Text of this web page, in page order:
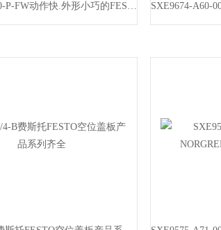
DSRL-12-180-P-FW动作快.外形小巧的FESTO摆动驱动器